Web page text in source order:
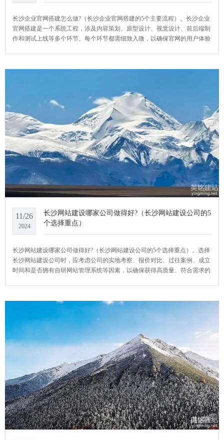
长沙企业官网搭建怎么做?（长沙企业官网搭建的5个主要流程）。长沙企业
官网搭建是一个系统工程，涉及内容策划、原型设计、视觉设计、前后端制
作和测试上线等多个环节。每个环节都需细致入微，以确保官网的用户体验
11/26
2024
长沙网站建设哪家公司做得好?（长沙网站建设公司的5
个选择重点）
长沙网站建设哪家公司做得好?（长沙网站建设公司的5个选择重点）。选择
长沙网站建设公司时，应考虑公司的实地考察、报价对比、过往案例、成立
时间和是否拥有自研网站管理系统等因素，以确保获得高质量、符合需求的